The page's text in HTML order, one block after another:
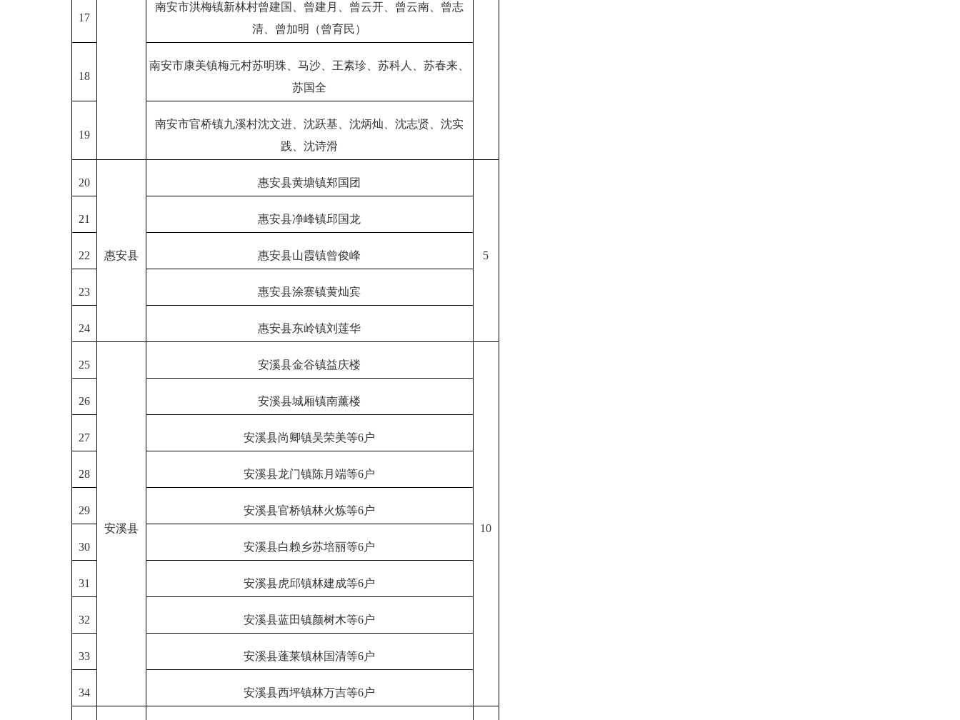
17
南安市洪梅镇新林村曾建国、曾建月、曾云开、曾云南、曾志
清、曾加明（曾育民）
18
南安市康美镇梅元村苏明珠、马沙、王素珍、苏科人、苏春来、
苏国全
19
南安市官桥镇九溪村沈文进、沈跃基、沈炳灿、沈志贤、沈实
践、沈诗滑
20
惠安县
惠安县黄塘镇郑国团
5
21 惠安县净峰镇邱国龙
22 惠安县山霞镇曾俊峰
23 惠安县涂寨镇黄灿宾
24 惠安县东岭镇刘莲华
25
安溪县
安溪县金谷镇益庆楼
10
26 安溪县城厢镇南薰楼
27 安溪县尚卿镇吴荣美等6户
28 安溪县龙门镇陈月端等6户
29 安溪县官桥镇林火炼等6户
30 安溪县白赖乡苏培丽等6户
31 安溪县虎邱镇林建成等6户
32 安溪县蓝田镇颜树木等6户
33 安溪县蓬莱镇林国清等6户
34 安溪县西坪镇林万吉等6户